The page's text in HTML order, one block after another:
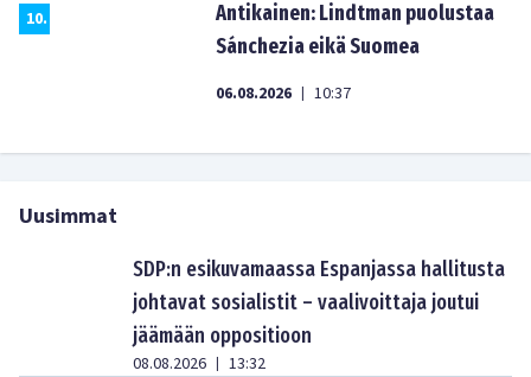
10.
Antikainen: Lindtman puolustaa
Sánchezia eikä Suomea
06.08.2026 | 10:37
Uusimmat
SDP:n esikuvamaassa Espanjassa hallitusta
johtavat sosialistit – vaalivoittaja joutui
jäämään oppositioon
08.08.2026 | 13:32